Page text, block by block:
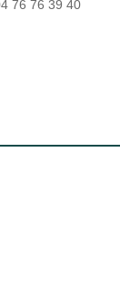
76 76 39 40